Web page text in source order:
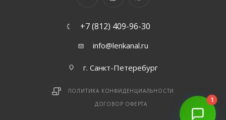
+7 (812) 409-96-30
info@lenkanal.ru
г. Санкт-Петеребург
ПОЛИТИКА КОНФИДЕНЦИАЛЬНОСТИ
ДОГОВОР ОФЕРТА
1